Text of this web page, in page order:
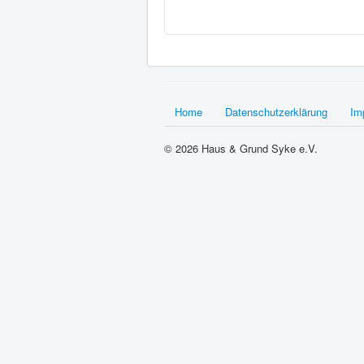
Home Datenschutzerklärung
© 2026 Haus & Grund Syke e.V.